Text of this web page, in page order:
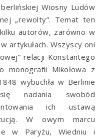
Wiosny Ludów
„rewolty”. Temat ten
autorów, zarówno w
artykułach. Wszyscy oni
relacji Konstantego
monografii Mikołowa z
wybuchła w Berlinie
nadania swobód
ich ustawą
W owym marcu
w Paryżu, Wiedniu i